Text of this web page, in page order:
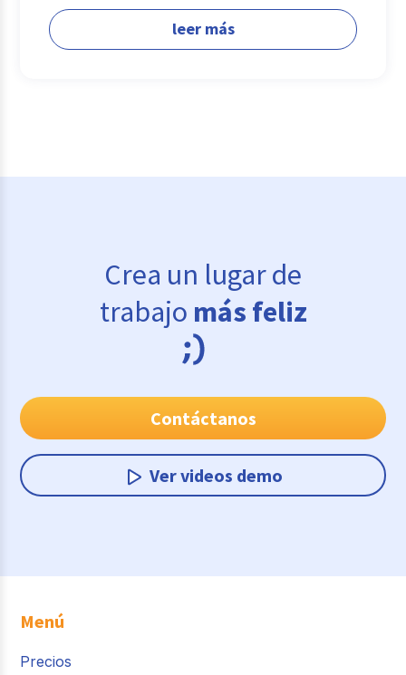
leer más
Crea un lugar de
trabajo más feliz
Contáctanos
Ver videos demo
Menú
Precios